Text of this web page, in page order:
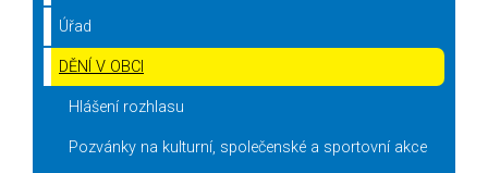
Úřad
DĚNÍ V OBCI
Hlášení rozhlasu
Pozvánky na kulturní, společenské a sportovní akce